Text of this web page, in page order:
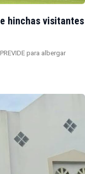
hinchas visitantes
para albergar